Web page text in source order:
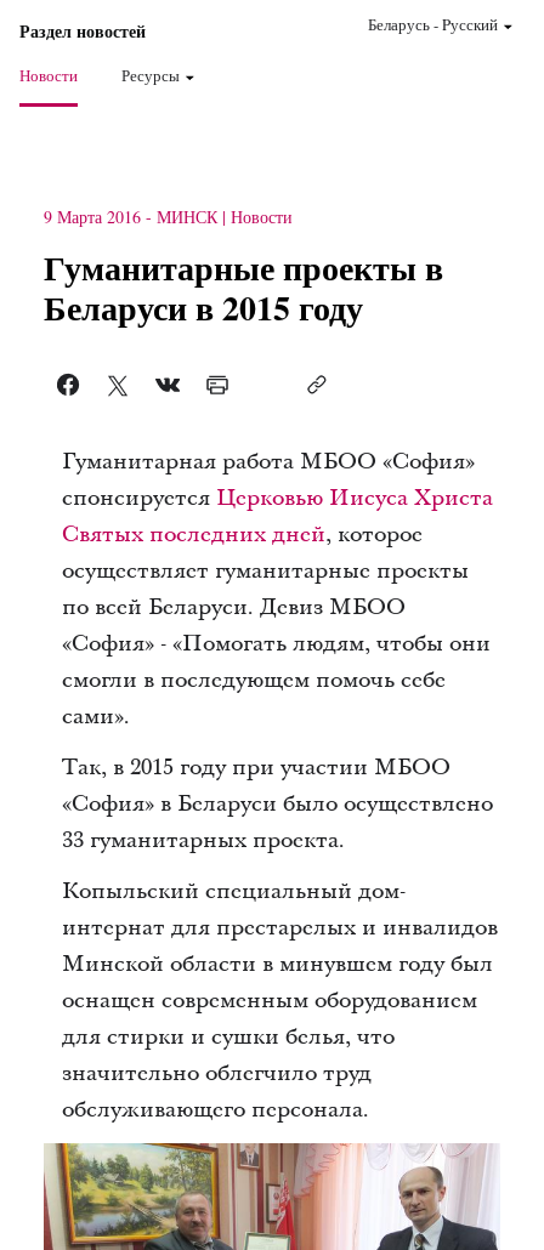
Раздел новостей
Новости Ресурсы
Беларусь-Pусский
9 Марта 2016 - МИНСК Новости
Гуманитарные проекты в
Беларуси в 2015 году
Гуманитарная работа МБОО «София»
спонсируется Церковью Иисуса Христа
Святых последних дней, которое
осуществляет гуманитарные проекты
по всей Беларуси. Девиз МБОО
«София» - «Помогать людям, чтобы они
смогли в последующем помочь себе
сами».
Так, в 2015 году при участии МБОО
«София» в Беларуси было осуществлено
33 гуманитарных проекта.
Копыльский специальный дом-
интернат для престарелых и инвалидов
Минской области в минувшем году был
оснащен современным оборудованием
для стирки и сушки белья, что
значительно облегчило труд
обслуживающего персонала.